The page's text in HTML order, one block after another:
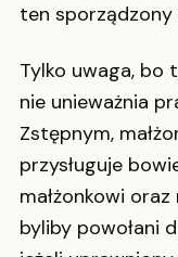
ten sporządzony
Tylko uwaga, bo
nie unieważnia
Zstępnym,
przysługuje
małżonkowi
byliby powołani